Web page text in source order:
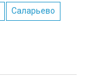
Саларьево